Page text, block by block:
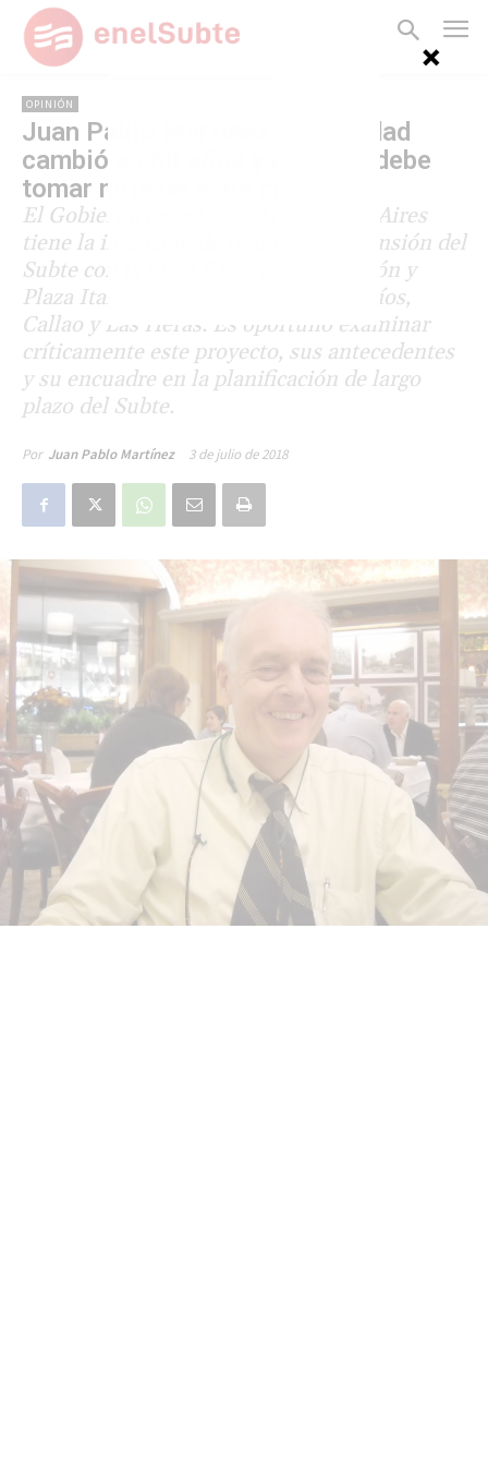
OPINIÓN
Juan Pablo Martínez: “La Ciudad
cambió en 60 años y el Subte debe
tomar nota de esos cambios”
El Gobierno de la Ciudad de Buenos Aires
tiene la intención de retomar la expansión del
Subte con la línea F entre Constitución y
Plaza Italia, por las avenidas Entre Ríos,
Callao y Las Heras. Es oportuno examinar
críticamente este proyecto, sus antecedentes
y su encuadre en la planificación de largo
plazo del Subte.
Por Juan Pablo Martínez 3 de julio de 2018